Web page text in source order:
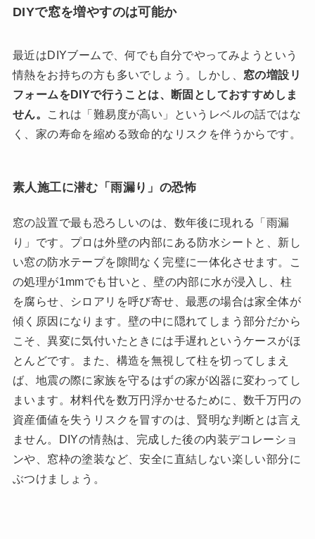
DIYで窓を増やすのは可能か
最近はDIYブームで、何でも自分でやってみようという
情熱をお持ちの方も多いでしょう。しかし、 窓の増設リ
フォームをDIYで行うことは、断固としておすすめしま
せん。
これは「難易度が高い」というレベルの話ではな
く、家の寿命を縮める致命的なリスクを伴うからです。
素人施工に潜む「雨漏り」の恐怖
窓の設置で最も恐ろしいのは、数年後に現れる「雨漏
り」です。プロは外壁の内部にある防水シートと、新し
い窓の防水テープを隙間なく完璧に一体化させます。こ
の処理が1mmでも甘いと、壁の内部に水が浸入し、柱
を腐らせ、シロアリを呼び寄せ、最悪の場合は家全体が
傾く原因になります。壁の中に隠れてしまう部分だから
こそ、異変に気付いたときには手遅れというケースがほ
とんどです。また、構造を無視して柱を切ってしまえ
ば、地震の際に家族を守るはずの家が凶器に変わってし
まいます。材料代を数万円浮かせるために、数千万円の
資産価値を失うリスクを冒すのは、賢明な判断とは言え
ません。DIYの情熱は、完成した後の内装デコレーショ
ンや、窓枠の塗装など、安全に直結しない楽しい部分に
ぶつけましょう。